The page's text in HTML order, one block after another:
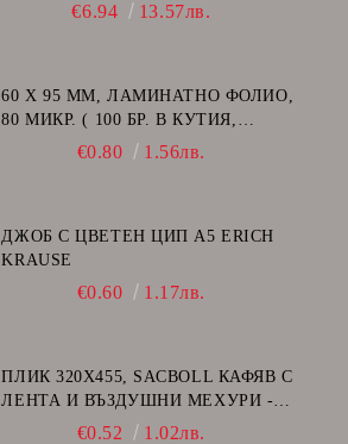
€6.94 13.57лв.
60 Х 95 ММ, ЛАМИНАТНО ФОЛИО,
80 МИКР. ( 100 БР. В КУТИЯ,
€0.80 1.56лв.
ДЖОБ С ЦВЕТЕН ЦИП A5 ERICH
KRAUSE
€0.60 1.17лв.
ПЛИК 320Х455, SACBOLL КАФЯВ С
ЛЕНТА И ВЪЗДУШНИ МЕХУРИ -
€0.52 1.02лв.